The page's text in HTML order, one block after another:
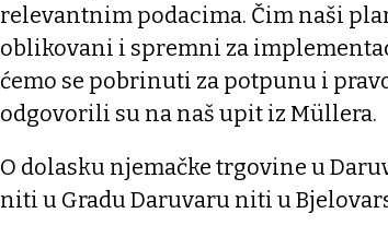
relevantnim podacima. Čim naši
oblikovani i spremni za
ćemo se pobrinuti za potpunu i
odgovorili su na naš upit iz Müllera.
O dolasku njemačke trgovine u
niti u Gradu Daruvaru niti u